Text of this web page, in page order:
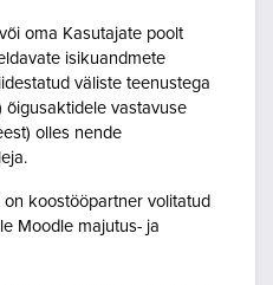
oma Kasutajate poolt
isikuandmete
väliste teenustega
õigusaktidele vastavuse
olles nende
koostööpartner volitatud
Moodle majutus- ja